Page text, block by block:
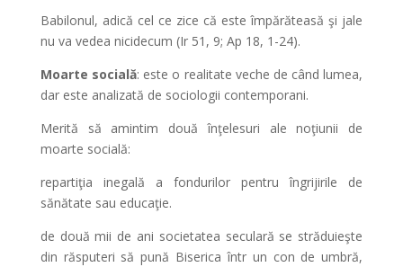
Babilonul, adică cel ce zice că este împărăteasă şi jale
nu va vedea nicidecum (Ir 51, 9; Ap 18, 1-24).
Moarte socială: este o realitate veche de când lumea,
dar este analizată de sociologii contemporani.
Merită să amintim două înţelesuri ale noţiunii de
moarte socială:
repartiţia inegală a fondurilor pentru îngrijirile de
sănătate sau educaţie.
de două mii de ani societatea seculară se străduieşte
din răsputeri să pună Biserica într un con de umbră,